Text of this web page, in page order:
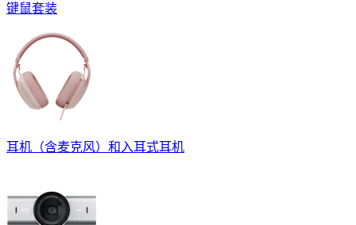
键鼠套装
耳机（含麦克风）和入耳式耳机